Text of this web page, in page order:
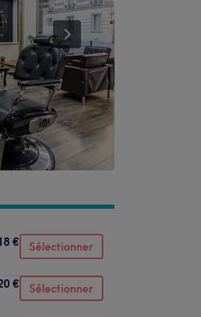
€ Sélectionner
€ Sélectionner